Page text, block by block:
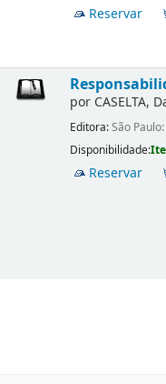
Reservar
por CASELTA,
Editora:São
Disponibilidade:
Reservar